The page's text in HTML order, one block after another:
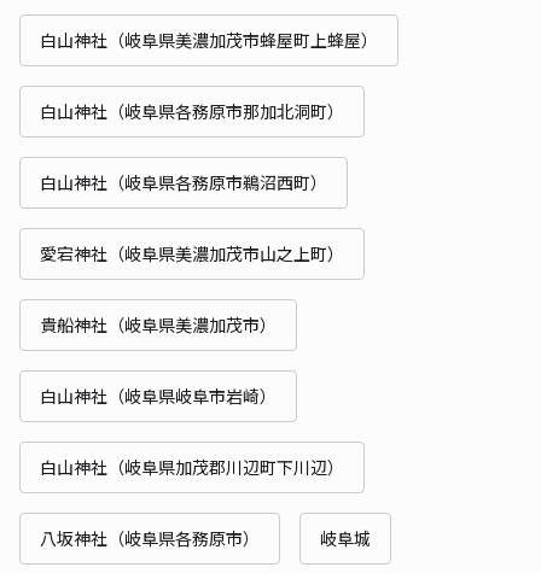
白山神社（岐阜県美濃加茂市蜂屋町上蜂屋）
白山神社（岐阜県各務原市那加北洞町）
白山神社（岐阜県各務原市鵜沼西町）
愛宕神社（岐阜県美濃加茂市山之上町）
貴船神社（岐阜県美濃加茂市）
白山神社（岐阜県岐阜市岩崎）
白山神社（岐阜県加茂郡川辺町下川辺）
八坂神社（岐阜県各務原市） 岐阜城